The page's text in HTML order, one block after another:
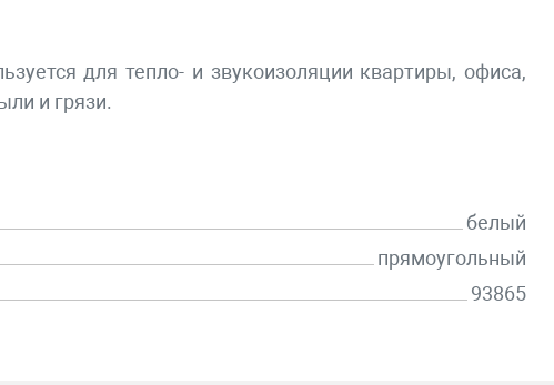
для тепло- и звукоизоляции квартиры, офиса,
и грязи.
белый
прямоугольный
93865